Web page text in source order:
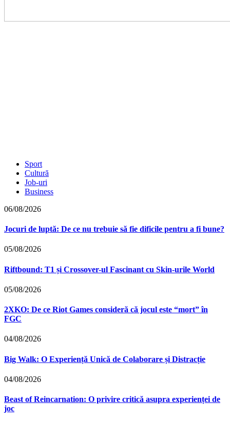
Sport
Cultură
Job-uri
Business
06/08/2026
Jocuri de luptă: De ce nu trebuie să fie dificile pentru a fi bune?
05/08/2026
Riftbound: T1 și Crossover-ul Fascinant cu Skin-urile World
05/08/2026
2XKO: De ce Riot Games consideră că jocul este “mort” în
FGC
04/08/2026
Big Walk: O Experiență Unică de Colaborare și Distracție
04/08/2026
Beast of Reincarnation: O privire critică asupra experienței de
joc